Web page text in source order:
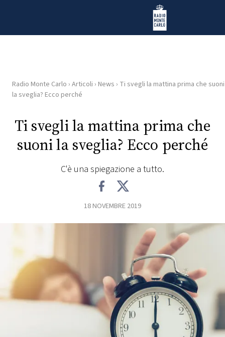
Radio Monte Carlo
HOME
RADIO
WEB
FOTO
CONCORSI
EVENTI
Radio Monte Carlo › Articoli › News › Ti svegli la mattina prima che suoni
la sveglia? Ecco perché
Ti svegli la mattina prima che
suoni la sveglia? Ecco perché
C'è una spiegazione a tutto.
18 NOVEMBRE 2019